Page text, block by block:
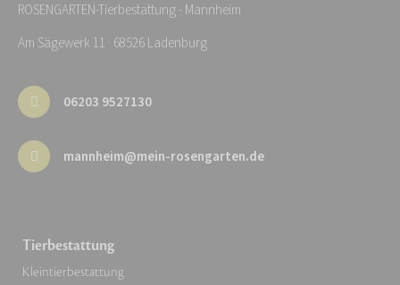
ROSENGARTEN-Tierbestattung - Mannheim
Am Sägewerk 11 · 68526 Ladenburg
06203 9527130
mannheim@mein-rosengarten.de
Tierbestattung
Kleintierbestattung